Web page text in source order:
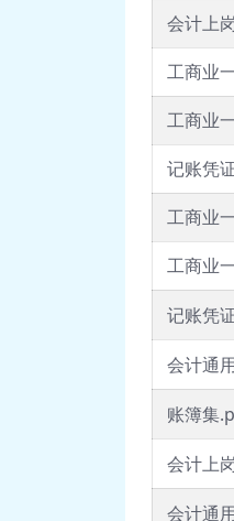
会计上
工商业
工商业
记账凭
工商业
工商业
记账凭
会计通
账簿集
会计上
会计通